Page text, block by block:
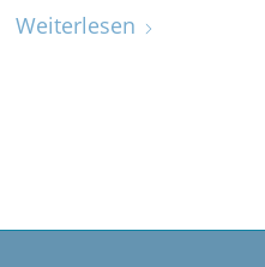
Weiterlesen